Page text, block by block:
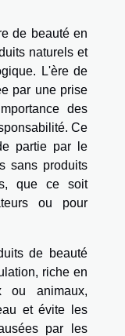
de beauté en
naturels et
L'ère de
par une prise
des
Ce
partie par le
sans produits
que ce soit
ou pour
de beauté
riche en
ou animaux,
et évite les
par les